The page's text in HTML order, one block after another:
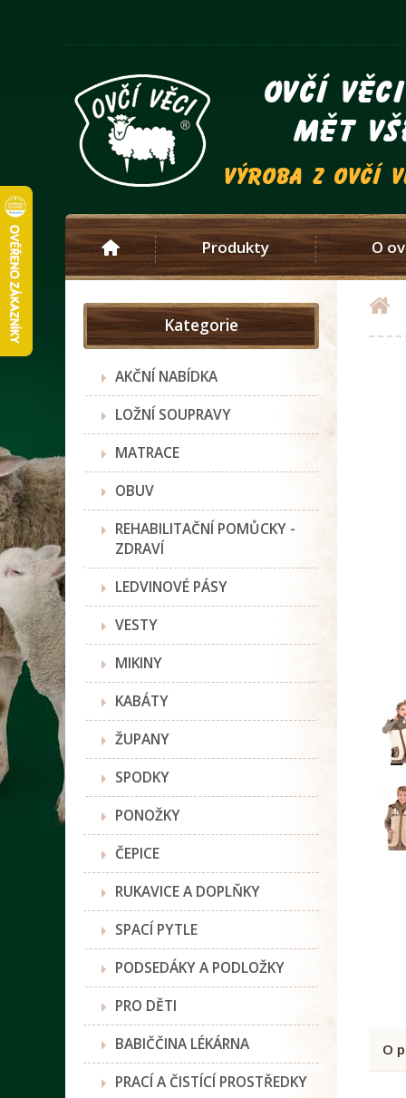
ovčí
mět
výroba z ovčí
Produkty O
Kategorie
AKČNÍ NABÍDKA
LOŽNÍ SOUPRAVY
MATRACE
OBUV
REHABILITAČNÍ POMŮCKY -
ZDRAVÍ
LEDVINOVÉ PÁSY
VESTY
MIKINY
KABÁTY
ŽUPANY
SPODKY
PONOŽKY
ČEPICE
RUKAVICE A DOPLŇKY
SPACÍ PYTLE
PODSEDÁKY A PODLOŽKY
PRO DĚTI
BABIČČINA LÉKÁRNA
PRACÍ A ČISTÍCÍ PROSTŘEDKY
O